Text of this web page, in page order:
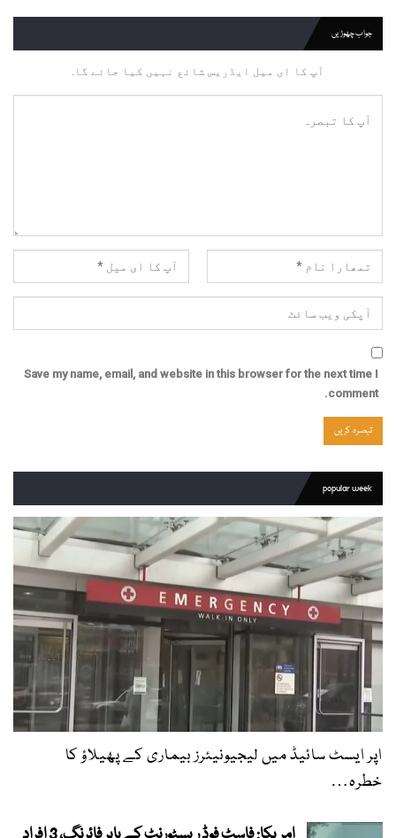
جواب چھوڑیں
آپ کا ای میل ایڈریس شائع نہیں کیا جائے گا.
Save my name, email, and website in this browser for the next time I
comment.
popular week
اپر ایسٹ سائیڈ میں لیجیونیئرز بیماری کے پھیلاؤ کا
خطرہ…